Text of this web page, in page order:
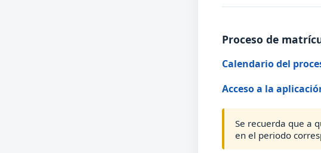
Proceso de
Calendario del
Acceso a la
Se recuerda que a
en el periodo